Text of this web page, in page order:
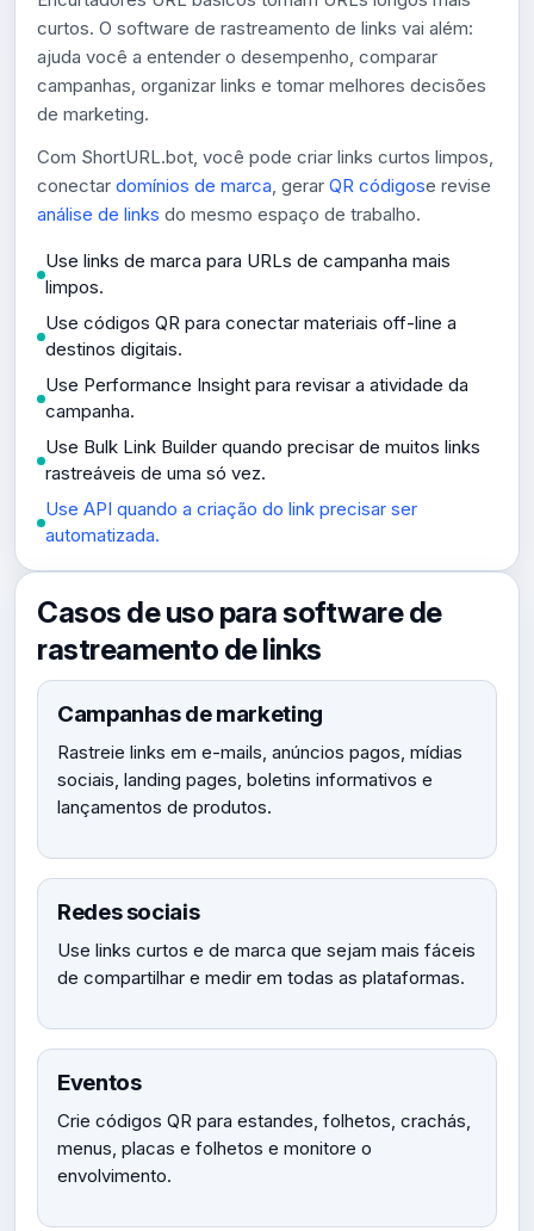
curtos. O software de rastreamento de links vai além:
ajuda você a entender o desempenho, comparar
campanhas, organizar links e tomar melhores decisões
de marketing.
Com ShortURL.bot, você pode criar links curtos limpos,
conectar domínios de marca, gerar QR códigose revise
análise de links do mesmo espaço de trabalho.
Use links de marca para URLs de campanha mais
limpos.
Use códigos QR para conectar materiais off-line a
destinos digitais.
Use Performance Insight para revisar a atividade da
campanha.
Use Bulk Link Builder quando precisar de muitos links
rastreáveis ​​de uma só vez.
Use API quando a criação do link precisar ser
automatizada.
Casos de uso para software de
rastreamento de links
Campanhas de marketing
Rastreie links em e-mails, anúncios pagos, mídias
sociais, landing pages, boletins informativos e
lançamentos de produtos.
Redes sociais
Use links curtos e de marca que sejam mais fáceis
de compartilhar e medir em todas as plataformas.
Eventos
Crie códigos QR para estandes, folhetos, crachás,
menus, placas e folhetos e monitore o
envolvimento.